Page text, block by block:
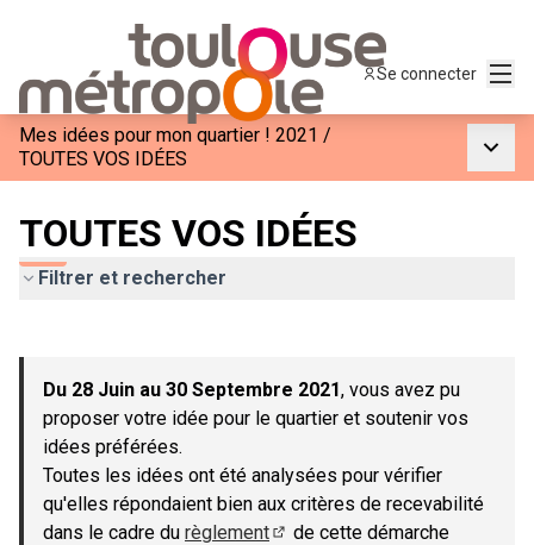
Se connecter
Mes idées pour mon quartier ! 2021 /
TOUTES VOS IDÉES
TOUTES VOS IDÉES
Filtrer et rechercher
−
Du 28 Juin au 30 Septembre 2021, vous avez pu
proposer votre idée pour le quartier et soutenir vos
idées préférées.
Toutes les idées ont été analysées pour vérifier
qu'elles répondaient bien aux critères de recevabilité
dans le cadre du règlement
de cette démarche